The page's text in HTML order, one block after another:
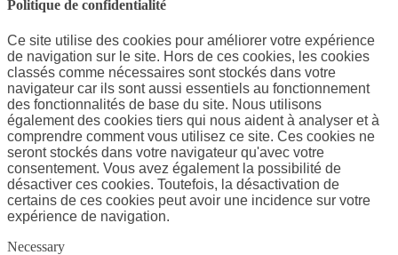
Politique de confidentialité
Ce site utilise des cookies pour améliorer votre expérience
de navigation sur le site. Hors de ces cookies, les cookies
classés comme nécessaires sont stockés dans votre
navigateur car ils sont aussi essentiels au fonctionnement
des fonctionnalités de base du site. Nous utilisons
également des cookies tiers qui nous aident à analyser et à
comprendre comment vous utilisez ce site. Ces cookies ne
seront stockés dans votre navigateur qu'avec votre
consentement. Vous avez également la possibilité de
désactiver ces cookies. Toutefois, la désactivation de
certains de ces cookies peut avoir une incidence sur votre
expérience de navigation.
Necessary